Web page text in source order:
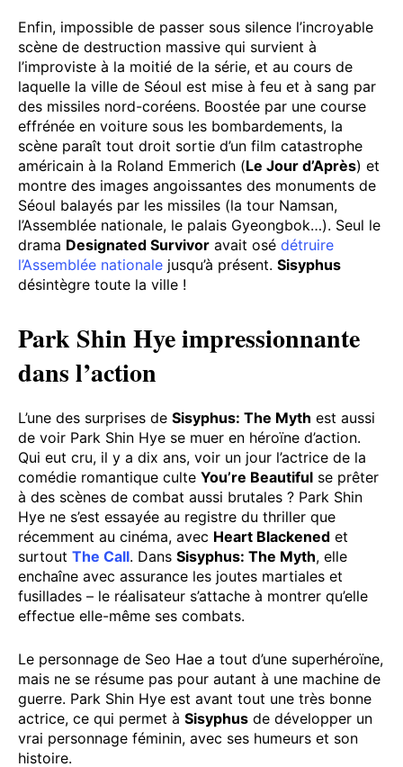
Enfin, impossible de passer sous silence l’incroyable
scène de destruction massive qui survient à
l’improviste à la moitié de la série, et au cours de
laquelle la ville de Séoul est mise à feu et à sang par
des missiles nord-coréens. Boostée par une course
effrénée en voiture sous les bombardements, la
scène paraît tout droit sortie d’un film catastrophe
américain à la Roland Emmerich (Le Jour d’Après) et
montre des images angoissantes des monuments de
Séoul balayés par les missiles (la tour Namsan,
l’Assemblée nationale, le palais Gyeongbok…). Seul le
drama Designated Survivor avait osé détruire
l’Assemblée nationale jusqu’à présent. Sisyphus
désintègre toute la ville !
Park Shin Hye impressionnante
dans l’action
L’une des surprises de Sisyphus: The Myth est aussi
de voir Park Shin Hye se muer en héroïne d’action.
Qui eut cru, il y a dix ans, voir un jour l’actrice de la
comédie romantique culte You’re Beautiful se prêter
à des scènes de combat aussi brutales ? Park Shin
Hye ne s’est essayée au registre du thriller que
récemment au cinéma, avec Heart Blackened et
surtout The Call. Dans Sisyphus: The Myth, elle
enchaîne avec assurance les joutes martiales et
fusillades – le réalisateur s’attache à montrer qu’elle
effectue elle-même ses combats.
Le personnage de Seo Hae a tout d’une superhéroïne,
mais ne se résume pas pour autant à une machine de
guerre. Park Shin Hye est avant tout une très bonne
actrice, ce qui permet à Sisyphus de développer un
vrai personnage féminin, avec ses humeurs et son
histoire.